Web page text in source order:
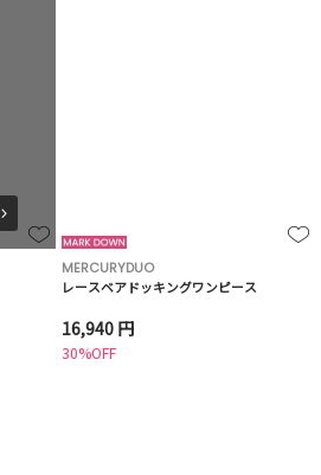
MERCURYDUO
レースベアドッキングワンピース
16,940 円
30%OFF